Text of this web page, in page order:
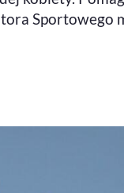
Sportowego